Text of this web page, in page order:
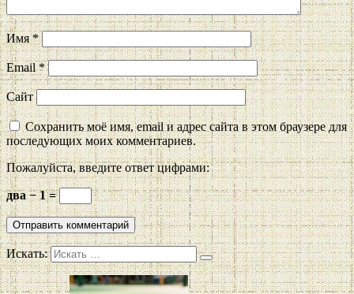
Имя*
Email*
Сайт
Сохранить моё имя, email и адрес сайта в этом браузере для
последующих моих комментариев.
Пожалуйста, введите ответ цифрами:
два − 1 =
Искать: